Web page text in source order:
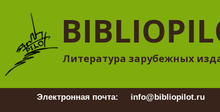
Литература зарубежных
Электронная почта: info@bibliopilot.ru